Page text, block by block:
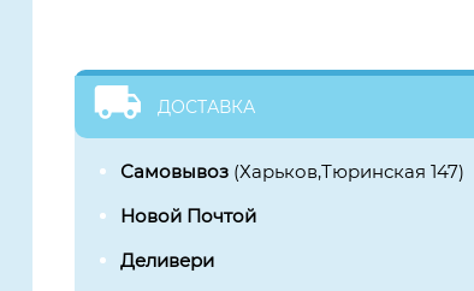
ДОСТАВКА
Самовывоз (Харьков,Тюринская 147)
Новой Почтой
Деливери